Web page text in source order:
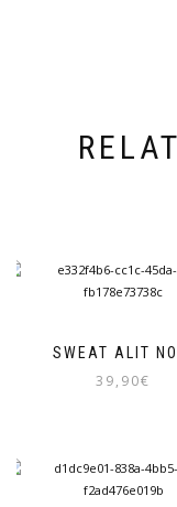
SWEAT ALIT
39,90€